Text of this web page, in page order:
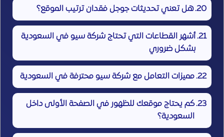
هل تعني تحديثات جوجل فقدان ترتيب الموقع؟
أشهر القطاعات التي تحتاج شركة سيو في السعودية
بشكل ضروري
مميزات التعامل مع شركة سيو محترفة في السعودية
كم يحتاج موقعك للظهور في الصفحة الأولى داخل
السعودية؟